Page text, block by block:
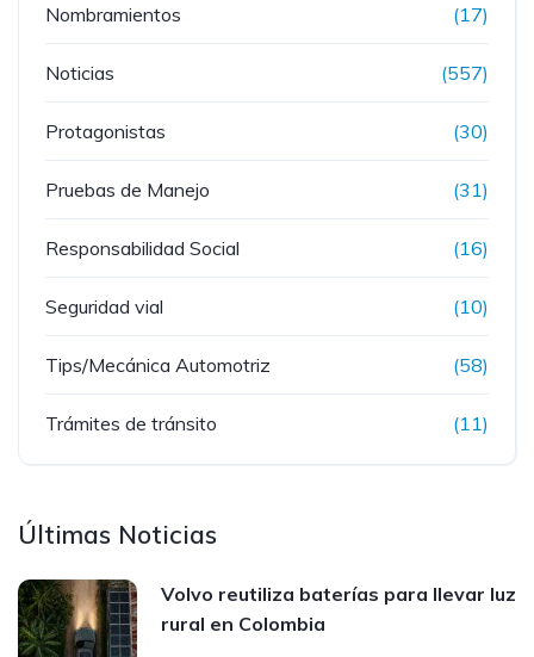
Nombramientos (17)
Noticias (557)
Protagonistas (30)
Pruebas de Manejo (31)
Responsabilidad Social (16)
Seguridad vial (10)
Tips/Mecánica Automotriz (58)
Trámites de tránsito (11)
Últimas Noticias
Volvo reutiliza baterías para llevar luz
rural en Colombia